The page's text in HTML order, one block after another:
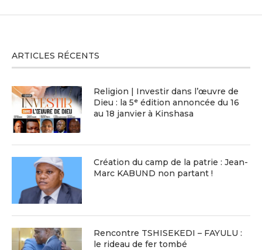
ARTICLES RÉCENTS
Religion | Investir dans l’œuvre de
Dieu : la 5ᵉ édition annoncée du 16
au 18 janvier à Kinshasa
Création du camp de la patrie : Jean-
Marc KABUND non partant !
Rencontre TSHISEKEDI – FAYULU :
le rideau de fer tombé